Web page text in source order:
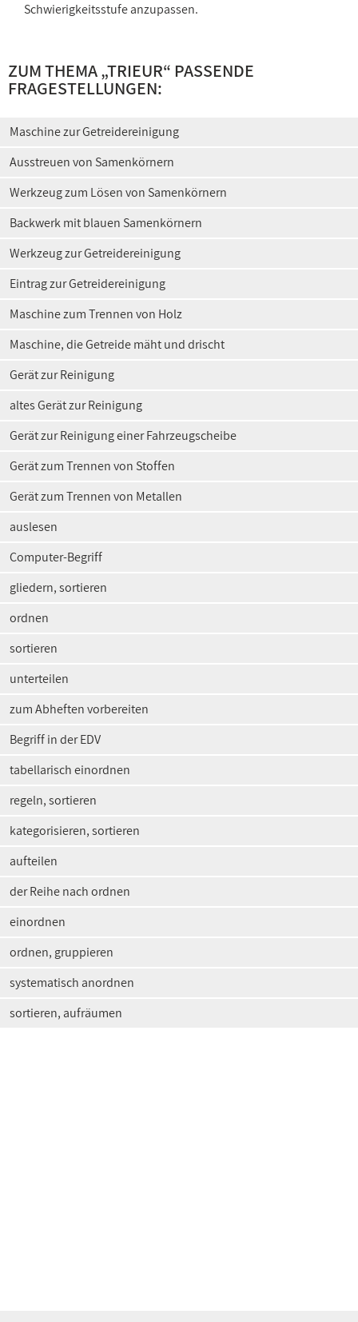
Schwierigkeitsstufe anzupassen.
ZUM THEMA „TRIEUR“ PASSENDE
FRAGESTELLUNGEN:
Maschine zur Getreidereinigung
Ausstreuen von Samenkörnern
Werkzeug zum Lösen von Samenkörnern
Backwerk mit blauen Samenkörnern
Werkzeug zur Getreidereinigung
Eintrag zur Getreidereinigung
Maschine zum Trennen von Holz
Maschine, die Getreide mäht und drischt
Gerät zur Reinigung
altes Gerät zur Reinigung
Gerät zur Reinigung einer Fahrzeugscheibe
Gerät zum Trennen von Stoffen
Gerät zum Trennen von Metallen
auslesen
Computer-Begriff
gliedern, sortieren
ordnen
sortieren
unterteilen
zum Abheften vorbereiten
Begriff in der EDV
tabellarisch einordnen
regeln, sortieren
kategorisieren, sortieren
aufteilen
der Reihe nach ordnen
einordnen
ordnen, gruppieren
systematisch anordnen
sortieren, aufräumen